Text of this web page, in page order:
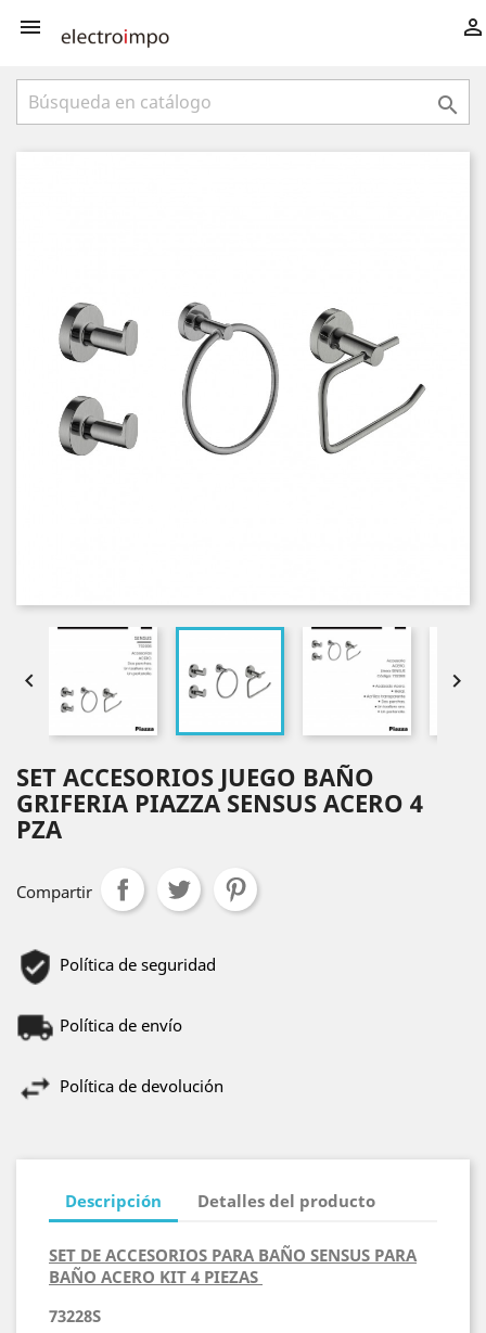
 

 
SET ACCESORIOS JUEGO BAÑO
GRIFERIA PIAZZA SENSUS ACERO 4
PZA
Compartir
Política de seguridad
Política de envío
Política de devolución
Descripción Detalles del producto
SET DE ACCESORIOS PARA BAÑO SENSUS PARA
BAÑO ACERO KIT 4 PIEZAS
73228S